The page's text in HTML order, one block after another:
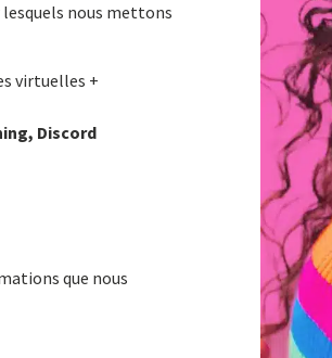
lesquels nous mettons
virtuelles +
Discord
que nous